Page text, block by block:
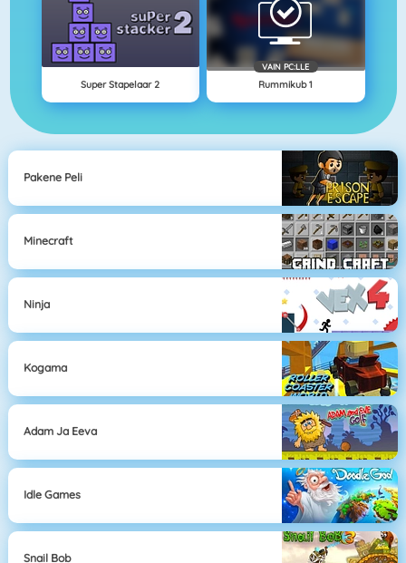
Super Stapelaar 2
VAIN PC:LLE
Rummikub 1
Pakene Peli
Minecraft
Ninja
Kogama
Adam Ja Eeva
Idle Games
Snail Bob